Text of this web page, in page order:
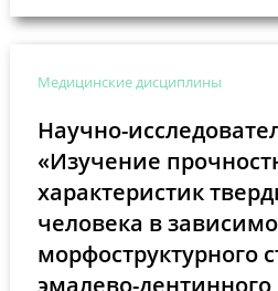
Медицинские дисциплины
Научно-
«Изучение
характеристик
человека в
морфоструктурного
эмалево-